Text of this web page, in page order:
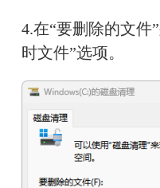
4.在“要删除的文件
时文件”选项。